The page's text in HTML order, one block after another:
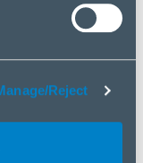
Reject az